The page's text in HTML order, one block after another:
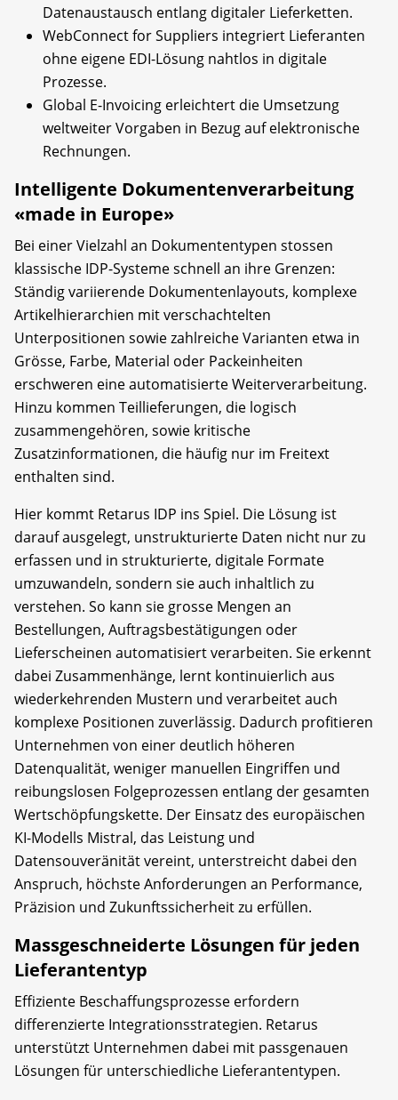
Datenaustausch entlang digitaler Lieferketten.
WebConnect for Suppliers integriert Lieferanten
ohne eigene EDI-Lösung nahtlos in digitale
Prozesse.
Global E-Invoicing erleichtert die Umsetzung
weltweiter Vorgaben in Bezug auf elektronische
Rechnungen.
Intelligente Dokumentenverarbeitung
«made in Europe»
Bei einer Vielzahl an Dokumententypen stossen
klassische IDP-Systeme schnell an ihre Grenzen:
Ständig variierende Dokumentenlayouts, komplexe
Artikelhierarchien mit verschachtelten
Unterpositionen sowie zahlreiche Varianten etwa in
Grösse, Farbe, Material oder Packeinheiten
erschweren eine automatisierte Weiterverarbeitung.
Hinzu kommen Teillieferungen, die logisch
zusammengehören, sowie kritische
Zusatzinformationen, die häufig nur im Freitext
enthalten sind.
Hier kommt Retarus IDP ins Spiel. Die Lösung ist
darauf ausgelegt, unstrukturierte Daten nicht nur zu
erfassen und in strukturierte, digitale Formate
umzuwandeln, sondern sie auch inhaltlich zu
verstehen. So kann sie grosse Mengen an
Bestellungen, Auftragsbestätigungen oder
Lieferscheinen automatisiert verarbeiten. Sie erkennt
dabei Zusammenhänge, lernt kontinuierlich aus
wiederkehrenden Mustern und verarbeitet auch
komplexe Positionen zuverlässig. Dadurch profitieren
Unternehmen von einer deutlich höheren
Datenqualität, weniger manuellen Eingriffen und
reibungslosen Folgeprozessen entlang der gesamten
Wertschöpfungskette. Der Einsatz des europäischen
KI-Modells Mistral, das Leistung und
Datensouveränität vereint, unterstreicht dabei den
Anspruch, höchste Anforderungen an Performance,
Präzision und Zukunftssicherheit zu erfüllen.
Massgeschneiderte Lösungen für jeden
Lieferantentyp
Effiziente Beschaffungsprozesse erfordern
differenzierte Integrationsstrategien. Retarus
unterstützt Unternehmen dabei mit passgenauen
Lösungen für unterschiedliche Lieferantentypen.